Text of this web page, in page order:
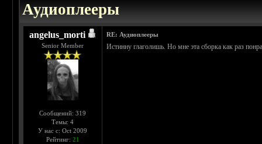
Аудиоплееры
angelus_morti
Senior Member
Сообщений: 319
Темы: 4
У нас с: Oct 2009
Рейтинг: 21
RE: Аудиоплееры
Истинну глаголишь. Но мне эта сборка как раз